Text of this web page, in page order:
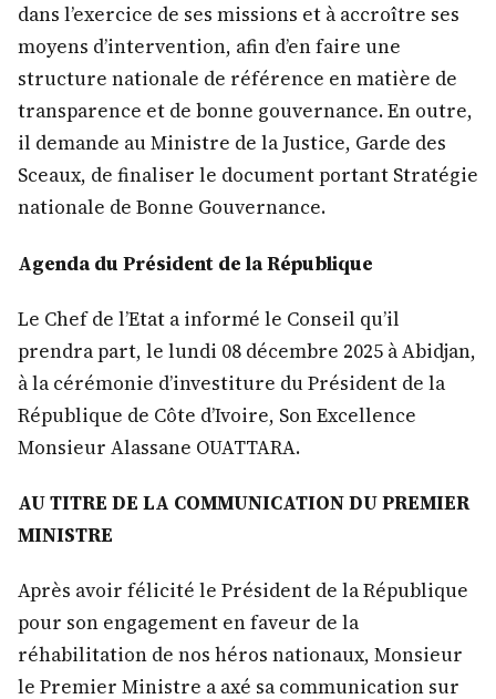
dans l’exercice de ses missions et à accroître ses
moyens d’intervention, afin d’en faire une
structure nationale de référence en matière de
transparence et de bonne gouvernance. En outre,
il demande au Ministre de la Justice, Garde des
Sceaux, de finaliser le document portant Stratégie
nationale de Bonne Gouvernance.
Agenda du Président de la République
Le Chef de l’Etat a informé le Conseil qu’il
prendra part, le lundi 08 décembre 2025 à Abidjan,
à la cérémonie d’investiture du Président de la
République de Côte d’Ivoire, Son Excellence
Monsieur Alassane OUATTARA.
AU TITRE DE LA COMMUNICATION DU PREMIER
MINISTRE
Après avoir félicité le Président de la République
pour son engagement en faveur de la
réhabilitation de nos héros nationaux, Monsieur
le Premier Ministre a axé sa communication sur